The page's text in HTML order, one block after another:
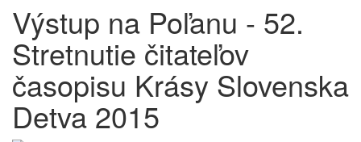
Výstup na Poľanu - 52.
Stretnutie čitateľov
časopisu Krásy Slovenska
Detva 2015